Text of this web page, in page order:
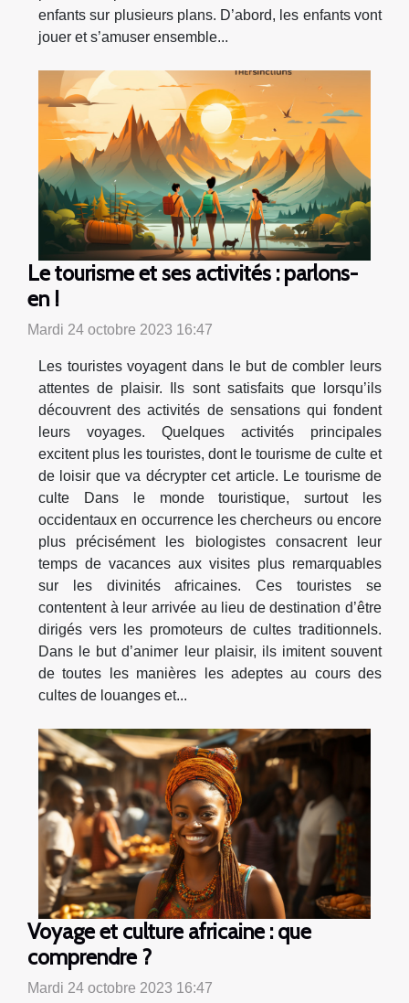
enfants sur plusieurs plans. D’abord, les enfants vont
jouer et s’amuser ensemble...
Le tourisme et ses activités : parlons-
en !
Mardi 24 octobre 2023 16:47
Les touristes voyagent dans le but de combler leurs
attentes de plaisir. Ils sont satisfaits que lorsqu’ils
découvrent des activités de sensations qui fondent
leurs voyages. Quelques activités principales
excitent plus les touristes, dont le tourisme de culte et
de loisir que va décrypter cet article. Le tourisme de
culte Dans le monde touristique, surtout les
occidentaux en occurrence les chercheurs ou encore
plus précisément les biologistes consacrent leur
temps de vacances aux visites plus remarquables
sur les divinités africaines. Ces touristes se
contentent à leur arrivée au lieu de destination d’être
dirigés vers les promoteurs de cultes traditionnels.
Dans le but d’animer leur plaisir, ils imitent souvent
de toutes les manières les adeptes au cours des
cultes de louanges et...
Voyage et culture africaine : que
comprendre ?
Mardi 24 octobre 2023 16:47